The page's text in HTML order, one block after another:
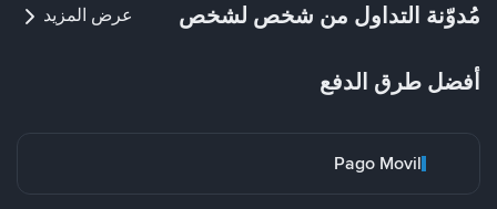
مُدوّنة التداول من شخص لشخص عرض المزيد
أفضل طرق الدفع
Pago Movil